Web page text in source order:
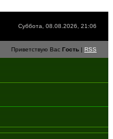
Суббота, 08.08.2026, 21:06
Приветствую Вас Гость | RSS